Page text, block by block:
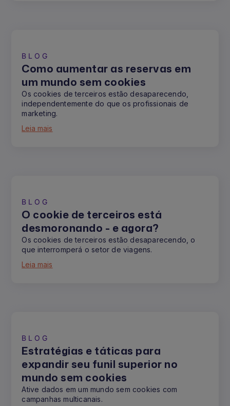
BLOG
Como aumentar as reservas em
um mundo sem cookies
Os cookies de terceiros estão desaparecendo,
independentemente do que os profissionais de
marketing.
Leia mais
BLOG
O cookie de terceiros está
desmoronando - e agora?
Os cookies de terceiros estão desaparecendo, o
que interromperá o setor de viagens.
Leia mais
BLOG
Estratégias e táticas para
expandir seu funil superior no
mundo sem cookies
Ative dados em um mundo sem cookies com
campanhas multicanais.